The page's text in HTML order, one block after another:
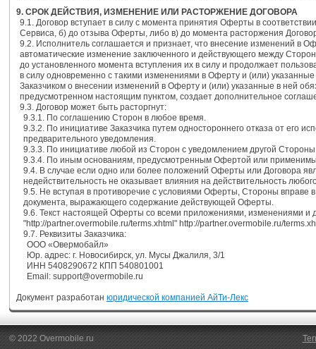
9. СРОК ДЕЙСТВИЯ, ИЗМЕНЕНИЕ ИЛИ РАСТОРЖЕНИЕ ДОГОВОРА
9.1. Договор вступает в силу с момента принятия Оферты в
Сервиса, б) до отзыва Оферты, либо в) до момента расторжения
9.2. Исполнитель соглашается и признает, что внесение изменений в
автоматические изменение заключенного и действующего между
до установленного момента вступления их в силу и продолжает
в силу одновременно с такими изменениями в Оферту и (или)
Заказчиком о внесении изменений в Оферту и (или) указанные в ней
предусмотренном настоящим пунктом, создает дополнительное
9.3. Договор может быть расторгнут:
9.3.1. По соглашению Сторон в любое время.
9.3.2. По инициативе Заказчика путем одностороннего отказа от его
предварительного уведомления.
9.3.3. По инициативе любой из Сторон с уведомлением другой
9.3.4. По иным основаниям, предусмотренным Офертой или
9.4. В случае если одно или более положений Оферты или Договора
недействительность не оказывает влияния на действительность
9.5. Не вступая в противоречие с условиями Оферты, Стороны вправе
документа, выражающего содержание действующей Оферты.
9.6. Текст настоящей Оферты со всеми приложениями, изменениями и
"http://partner.overmobile.ru/terms.xhtml" http://partner.overmobile.ru/
9.7. Реквизиты Заказчика:
ООО «Овермобайл»
Юр. адрес: г. Новосибирск, ул. Мусы Джалиля, 3/1
ИНН 5408290672 КПП 540801001
Email: support@overmobile.ru
Документ разработан юридической компанией АйТи-Лекс
© 2022 Overmobile.ru